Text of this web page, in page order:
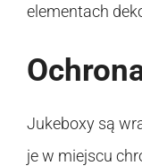
elementach
Jukeboxy są
je w miejscu